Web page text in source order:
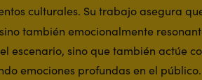
culturales. Su trabajo asegura
también emocionalmente
escenario, sino que también actúe
emociones profundas en el público.